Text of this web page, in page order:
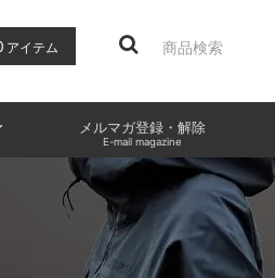
アイテム
メルマガ登録・解除
E-mail magazine